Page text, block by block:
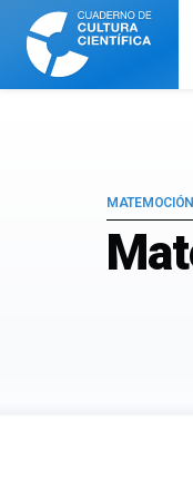
Cuaderno
Cultura
Científica
MATEMOCIÓN